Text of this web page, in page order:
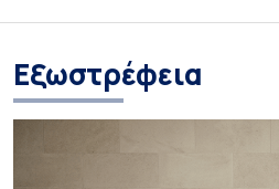
Eξωστρέφεια